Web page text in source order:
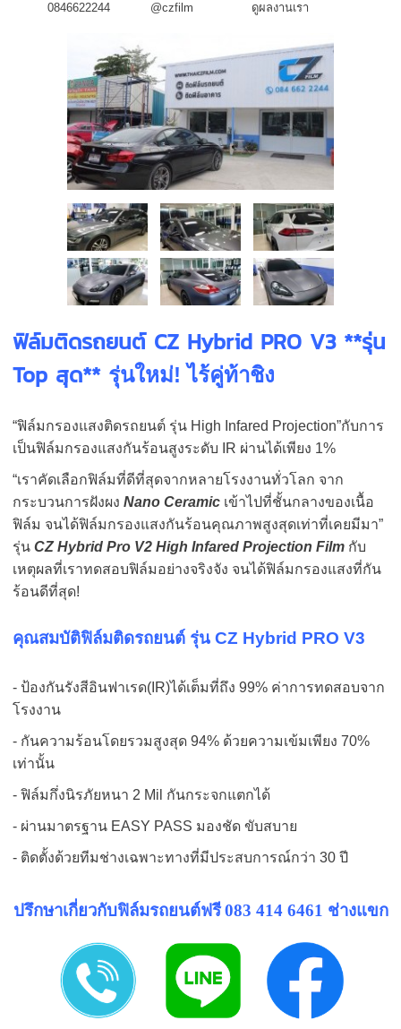
0846622244 @czfilm ดูผลงานเรา
ฟิล์มติดรถยนต์ CZ Hybrid PRO V3 **รุ่น
Top สุด** รุ่นใหม่! ไร้คู่ท้าชิง
“ฟิล์มกรองแสงติดรถยนต์ รุ่น High Infared Projection”กับการ
เป็นฟิล์มกรองแสงกันร้อนสูงระดับ IR ผ่านได้เพียง 1%
“เราคัดเลือกฟิล์มที่ดีที่สุดจากหลายโรงงานทั่วโลก จาก
กระบวนการฝังผงNano Ceramic เข้าไปที่ชั้นกลางของเนื้อ
ฟิล์ม จนได้ฟิล์มกรองแสงกันร้อนคุณภาพสูงสุดเท่าที่เคยมีมา”
รุ่นCZ Hybrid Pro V2 High Infared Projection Film กับ
เหตุผลที่เราทดสอบฟิล์มอย่างจริงจัง จนได้ฟิล์มกรองแสงที่กัน
ร้อนดีที่สุด!
คุณสมบัติฟิล์มติดรถยนต์ รุ่น CZ Hybrid PRO V3
- ป้องกันรังสีอินฟาเรด(IR)ได้เต็มที่ถึง 99% ค่าการทดสอบจาก
โรงงาน
- กันความร้อนโดยรวมสูงสุด 94% ด้วยความเข้มเพียง 70%
เท่านั้น
- ฟิล์มกึ่งนิรภัยหนา 2 Mil กันกระจกแตกได้
- ผ่านมาตรฐาน EASY PASS มองชัด ขับสบาย
- ติดตั้งด้วยทีมช่างเฉพาะทางที่มีประสบการณ์กว่า 30 ปี
ปรึกษาเกี่ยวกับฟิล์มรถยนต์ฟรี 083 414 6461 ช่างแขก